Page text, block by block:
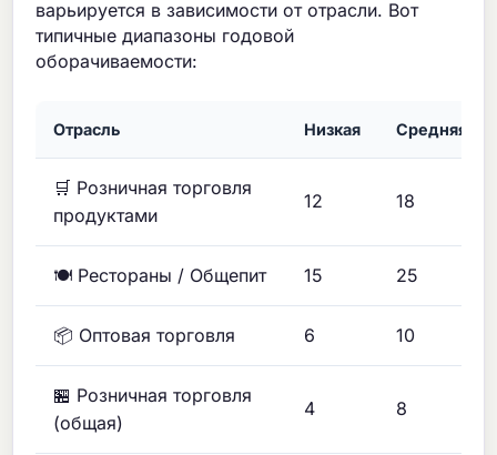
варьируется в зависимости от отрасли. Вот
типичные диапазоны годовой
оборачиваемости:
Отрасль Низкая Средняя
🛒 Розничная торговля
продуктами
12 18
🍽️ Рестораны / Общепит 15 25
📦 Оптовая торговля 6 10
🏪 Розничная торговля
(общая)
4 8